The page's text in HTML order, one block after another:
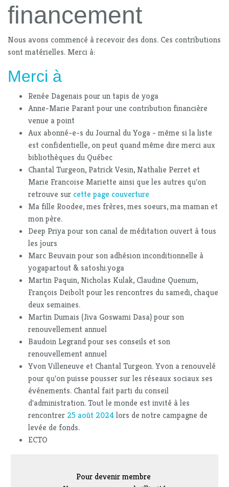
financement
Nous avons commencé à recevoir des dons. Ces contributions
sont matérielles. Merci à:
Merci à
Renée Dagenais pour un tapis de yoga
Anne-Marie Parant pour une contribution financière
venue a point
Aux abonné-e-s du Journal du Yoga - même si la liste
est confidentielle, on peut quand même dire merci aux
bibliothèques du Québec
Chantal Turgeon, Patrick Vesin, Nathalie Perret et
Marie Francoise Mariette ainsi que les autres qu'on
retrouve sur cette page couverture
Ma fille Roodee, mes frères, mes soeurs, ma maman et
mon père.
Deep Priya pour son canal de méditation ouvert à tous
les jours
Marc Beuvain pour son adhésion inconditionnelle à
yogapartout & satoshi.yoga
Martin Paquin, Nicholas Kulak, Claudine Quenum,
François Deibolt pour les rencontres du samedi, chaque
deux semaines.
Martin Dumais (Jiva Goswami Dasa) pour son
renouvellement annuel
Baudoin Legrand pour ses conseils et son
renouvellement annuel
Yvon Villeneuve et Chantal Turgeon. Yvon a renouvelé
pour qu'on puisse pousser sur les réseaux sociaux ses
événements. Chantal fait parti du conseil
d'administration. Tout le monde est invité à les
rencontrer 25 août 2024 lors de notre campagne de
levée de fonds.
ECTO
Pour devenir membre